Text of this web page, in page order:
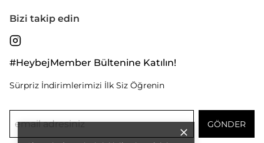
Bizi takip edin
#HeybejMember Bültenine Katılın!
Sürpriz İndirimlerimizi İlk Siz Öğrenin
GÖNDER